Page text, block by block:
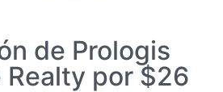
de Prologis
Realty por $26